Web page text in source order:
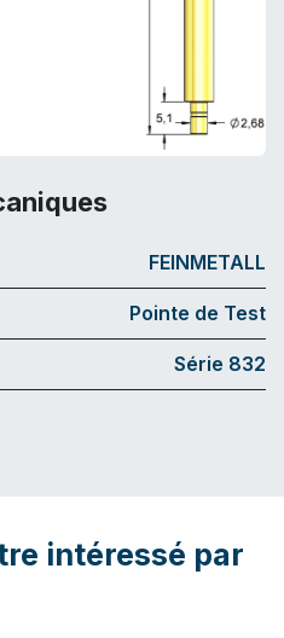
FEINMETALL
Pointe de Test
Série 832
intéressé par